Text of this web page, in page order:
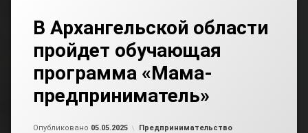
В Архангельской области
пройдет обучающая
программа «Мама-
предприниматель»
Опубликовано 05.05.2025 Рубрики:
Предпринимательство